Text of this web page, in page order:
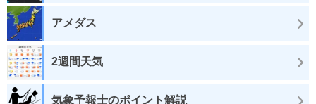
アメダス
2週間天気
気象予報士のポイント解説